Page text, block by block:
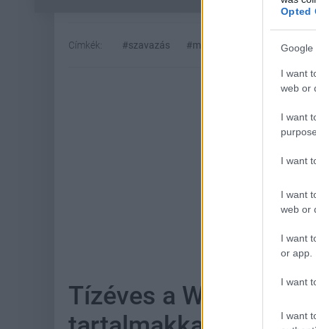
Opted
Google
I want
web or
I want
I want
I want
web or
I want
or app.
I want
I want
Címkék: #szavazás #megjelenés #augusztus
Tízéves a World of